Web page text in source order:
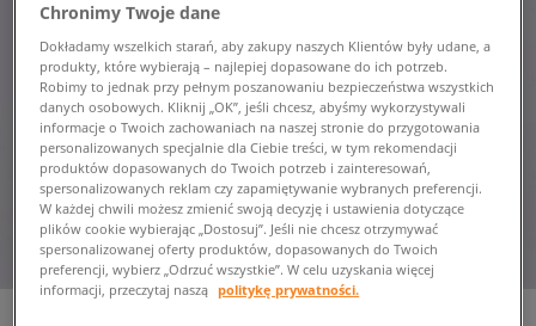
Chronimy Twoje dane
Dokładamy wszelkich starań, aby zakupy naszych Klientów były udane, a
produkty, które wybierają – najlepiej dopasowane do ich potrzeb.
Robimy to jednak przy pełnym poszanowaniu bezpieczeństwa wszystkich
danych osobowych. Kliknij „OK”, jeśli chcesz, abyśmy wykorzystywali
informacje o Twoich zachowaniach na naszej stronie do przygotowania
personalizowanych specjalnie dla Ciebie treści, w tym rekomendacji
produktów dopasowanych do Twoich potrzeb i zainteresowań,
spersonalizowanych reklam czy zapamiętywanie wybranych preferencji.
W każdej chwili możesz zmienić swoją decyzję i ustawienia dotyczące
plików cookie wybierając „Dostosuj”. Jeśli nie chcesz otrzymywać
spersonalizowanej oferty produktów, dopasowanych do Twoich
preferencji, wybierz „Odrzuć wszystkie”. W celu uzyskania więcej
informacji, przeczytaj naszą politykę prywatności.